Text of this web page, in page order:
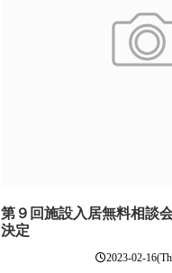
第９回施設入居無料相談
決定
2023-02-